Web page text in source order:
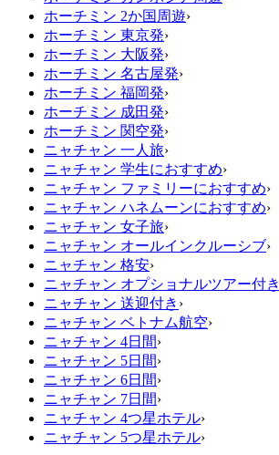
ホーチミン 2か国周遊›
ホーチミン 東京発›
ホーチミン 大阪発›
ホーチミン 名古屋発›
ホーチミン 福岡発›
ホーチミン 成田発›
ホーチミン 関空発›
ニャチャン 一人旅›
ニャチャン 学生におすすめ›
ニャチャン ファミリーにおすすめ›
ニャチャン ハネムーンにおすすめ›
ニャチャン 女子旅›
ニャチャン オールインクルーシブ›
ニャチャン 格安›
ニャチャン オプショナルツアー付き
ニャチャン 送迎付き ›
ニャチャン ベトナム航空›
ニャチャン 4日間›
ニャチャン 5日間›
ニャチャン 6日間›
ニャチャン 7日間›
ニャチャン 4つ星ホテル›
ニャチャン 5つ星ホテル›